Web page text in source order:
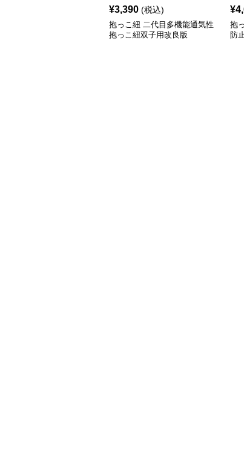
¥3,390 (税込)
抱っこ紐 二代目多機能通気性
抱っこ紐双子用改良版
¥
抱
防